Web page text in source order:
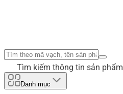
Tìm kiếm thông tin sản phẩm
Danh mục